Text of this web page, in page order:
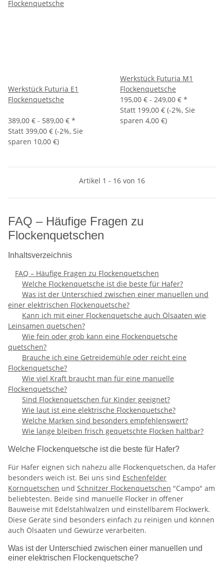
Werkstück Futuria E1
Flockenquetsche
389,00 € - 589,00 € *
Statt 399,00 € (-2%, Sie
sparen 10,00 €)
Werkstück Futuria M1
Flockenquetsche
195,00 € - 249,00 € *
Statt 199,00 € (-2%, Sie
sparen 4,00 €)
Artikel 1 - 16 von 16
FAQ – Häufige Fragen zu
Flockenquetschen
Inhaltsverzeichnis
FAQ – Häufige Fragen zu Flockenquetschen
Welche Flockenquetsche ist die beste für Hafer?
Was ist der Unterschied zwischen einer manuellen und
einer elektrischen Flockenquetsche?
Kann ich mit einer Flockenquetsche auch Ölsaaten wie
Leinsamen quetschen?
Wie fein oder grob kann eine Flockenquetsche
quetschen?
Brauche ich eine Getreidemühle oder reicht eine
Flockenquetsche?
Wie viel Kraft braucht man für eine manuelle
Flockenquetsche?
Sind Flockenquetschen für Kinder geeignet?
Wie laut ist eine elektrische Flockenquetsche?
Welche Marken sind besonders empfehlenswert?
Wie lange bleiben frisch gequetschte Flocken haltbar?
Welche Flockenquetsche ist die beste für Hafer?
Für Hafer eignen sich nahezu alle Flockenquetschen, da Hafer
besonders weich ist. Bei uns sind Eschenfelder
Kornquetschen und Schnitzer Flockenquetschen "Campo" am
beliebtesten. Beide sind manuelle Flocker in offener
Bauweise mit Edelstahlwalzen und einstellbarem Flockwerk.
Diese Geräte sind besonders einfach zu reinigen und können
auch Ölsaaten und Gewürze verarbeiten.
Was ist der Unterschied zwischen einer manuellen und
einer elektrischen Flockenquetsche?